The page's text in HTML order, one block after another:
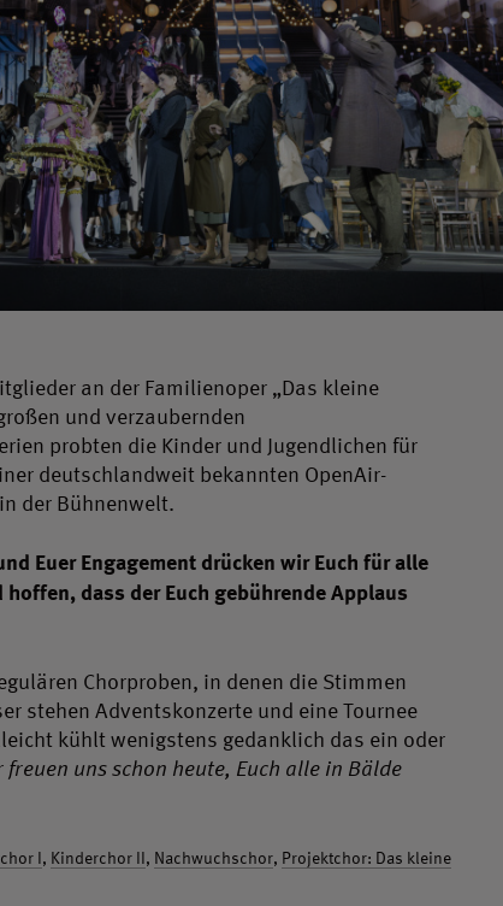
an der Familienoper „Das kleine
und verzaubernden
probten die Kinder und Jugendlichen für
deutschlandweit bekannten OpenAir-
der Bühnenwelt.
Euer Engagement drücken wir Euch für alle
dass der Euch gebührende Applaus
Chorproben, in denen die Stimmen
stehen Adventskonzerte und eine Tournee
kühlt wenigstens gedanklich das ein oder
freuen uns schon heute, Euch alle in Bälde
I, Kinderchor II, Nachwuchschor, Projektchor: Das kleine